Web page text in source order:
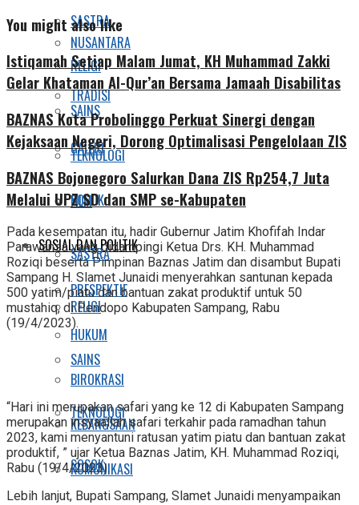
SASTRA
RELIGI
SAINS
TEKNOLOGI
SOSOK
SOSIAL DAN POLITIK
PRESPEKTIF
HUKUM
BIROKRASI
KEBANGSAAN
KOMUNIKASI
NUSANTARA
TRADISI
GALERI
FILM
SASTRA
RELIGI
SAINS
TEKNOLOGI
SOSOK
You might also like
Istiqamah Setiap Malam Jumat, KH Muhammad Zakki
Gelar Khataman Al-Qur’an Bersama Jamaah Disabilitas
BAZNAS Kota Probolinggo Perkuat Sinergi dengan
Kejaksaan Negeri, Dorong Optimalisasi Pengelolaan ZIS
BAZNAS Bojonegoro Salurkan Dana ZIS Rp254,7 Juta
Melalui UPZ SD dan SMP se-Kabupaten
Pada kesempatan itu, hadir Gubernur Jatim Khofifah Indar
Parawansa yang didampingi Ketua Drs. KH. Muhammad
Roziqi beserta Pimpinan Baznas Jatim dan disambut Bupati
Sampang H. Slamet Junaidi menyerahkan santunan kepada
500 yatim/piatu dan bantuan zakat produktif untuk 50
mustahiq, di Pendopo Kabupaten Sampang, Rabu
(19/4/2023).
“Hari ini merupakan safari yang ke 12 di Kabupaten Sampang
merupakan insyaallah safari terkahir pada ramadhan tahun
2023, kami menyantuni ratusan yatim piatu dan bantuan zakat
produktif, ” ujar Ketua Baznas Jatim, KH. Muhammad Roziqi,
Rabu (19/4/2023).
Lebih lanjut, Bupati Sampang, Slamet Junaidi menyampaikan